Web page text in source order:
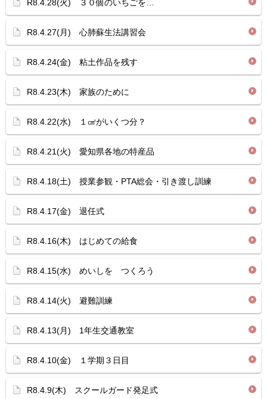
R8.4.28(火) ３０個のいちごを…
R8.4.27(月) 心肺蘇生法講習会
R8.4.24(金) 粘土作品を残す
R8.4.23(木) 家族のために
R8.4.22(水) １㎤がいくつ分？
R8.4.21(火) 愛知県各地の特産品
R8.4.18(土) 授業参観・PTA総会・引き渡し訓練
R8.4.17(金) 退任式
R8.4.16(木) はじめての給食
R8.4.15(水) めいしを つくろう
R8.4.14(火) 避難訓練
R8.4.13(月) 1年生交通教室
R8.4.10(金) １学期３日目
R8.4.9(木) スクールガード発足式